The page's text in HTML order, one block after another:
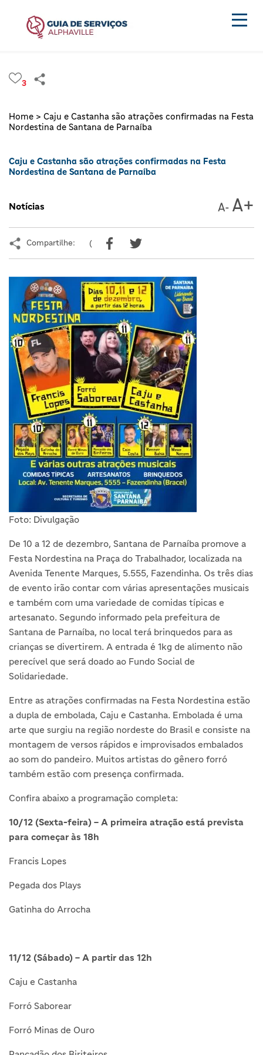
3
Home > Caju e Castanha são atrações confirmadas na Festa
Nordestina de Santana de Parnaíba
Caju e Castanha são atrações confirmadas na Festa
Nordestina de Santana de Parnaíba
Notícias
Compartilhe: (
Foto: Divulgação
De 10 a 12 de dezembro, Santana de Parnaíba promove a
Festa Nordestina na Praça do Trabalhador, localizada na
Avenida Tenente Marques, 5.555, Fazendinha. Os três dias
de evento irão contar com várias apresentações musicais
e também com uma variedade de comidas típicas e
artesanato. Segundo informado pela prefeitura de
Santana de Parnaíba, no local terá brinquedos para as
crianças se divertirem. A entrada é 1kg de alimento não
perecível que será doado ao Fundo Social de
Solidariedade.
Entre as atrações confirmadas na Festa Nordestina estão
a dupla de embolada, Caju e Castanha. Embolada é uma
arte que surgiu na região nordeste do Brasil e consiste na
montagem de versos rápidos e improvisados embalados
ao som do pandeiro. Muitos artistas do gênero forró
também estão com presença confirmada.
Confira abaixo a programação completa:
10/12 (Sexta-feira) – A primeira atração está prevista
para começar às 18h
Francis Lopes
Pegada dos Plays
Gatinha do Arrocha
11/12 (Sábado) – A partir das 12h
Caju e Castanha
Forró Saborear
Forró Minas de Ouro